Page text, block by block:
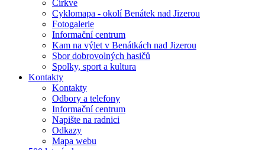
Církve
Cyklomapa - okolí Benátek nad Jizerou
Fotogalerie
Informační centrum
Kam na výlet v Benátkách nad Jizerou
Sbor dobrovolných hasičů
Spolky, sport a kultura
Kontakty
Kontakty
Odbory a telefony
Informační centrum
Napište na radnici
Odkazy
Mapa webu